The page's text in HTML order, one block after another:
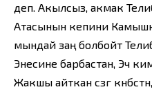
деп. Акылсыз, акмак
Атасынын кепини
мындай заң болбойт
Энесине барбастан, Эч
Жакшы айткан сөзгө